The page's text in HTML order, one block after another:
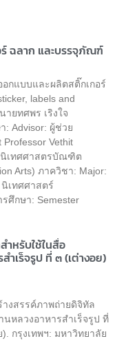
ฉลาก และบรรจุภัณฑ์
กแบบและผลิตสติ๊กเกอร์
labels and
ายทศพร เริงใจ
: Advisor: ผู้ช่วย
Vethit
นิเทศศาสตรบัณฑิต
Arts) ภาควิชา: Major:
เทศศาสตร์
ศึกษา: Semester
ำหรับใช้ในสื่อ
ำเร็จรูป ที่ ๓ (เต่างอย)
งสรรค์ภาพถ่ายดิจิทัล
หลวงอาหารสำเร็จรูป ที่
กรุงเทพฯ: มหาวิทยาลัย